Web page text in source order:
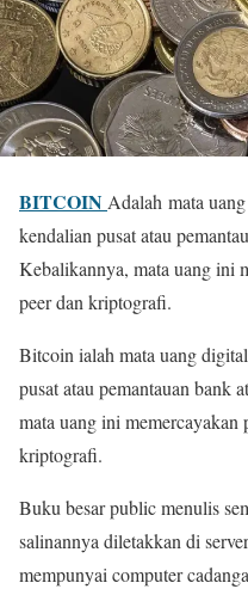
BITCOINAdalah mata
kendalian pusat atau
Kebalikannya, mata uang ini
peer dan kriptografi.
Bitcoin ialah mata uang
pusat atau pemantauan bank
mata uang ini
kriptografi.
Buku besar public menulis
salinannya diletakkan di
mempunyai computer